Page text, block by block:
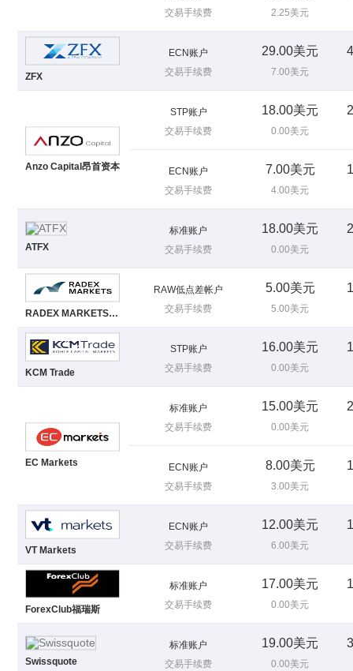
交易手续费
ZFX
ECN账户
交易手续费
Anzo Capital昂首资本
STP账户
交易手续费
ECN账户
交易手续费
ATFX
标准账户
交易手续费
RADEX MARKETS 瑞德克斯
RAW低点差帐户
交易手续费
KCM Trade
STP账户
交易手续费
EC Markets
标准账户
交易手续费
ECN账户
交易手续费
VT Markets
ECN账户
交易手续费
ForexClub福瑞斯
标准账户
交易手续费
Swissquote
标准账户
交易手续费
2.25美元
29.00美元
7.00美元
18.00美元
0.00美元
7.00美元
4.00美元
18.00美元
0.00美元
5.00美元
5.00美元
16.00美元
0.00美元
15.00美元
0.00美元
8.00美元
3.00美元
12.00美元
6.00美元
17.00美元
0.00美元
19.00美元
0.00美元